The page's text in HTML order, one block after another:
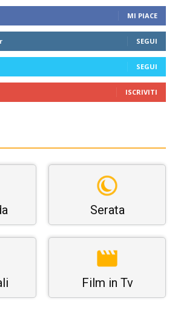
MI PIACE
SEGUI
SEGUI
ISCRIVITI
Serata
Film in Tv